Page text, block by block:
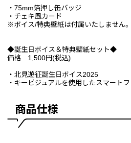
・75mm箔押し缶バッジ
・チェキ風カード
※ボイス/特典壁紙は付属いたしません。
◆誕生日ボイス＆特典壁紙セット◆
価格 1,500円(税込)
・北見遊征誕生日ボイス2025
・キービジュアルを使用したスマート
商品仕様